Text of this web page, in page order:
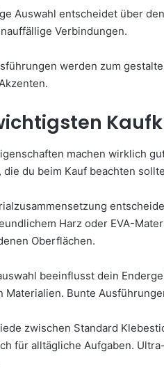
Auswahl entscheidet über
Verbindungen.
werden zum
machen wirklich
die du beim Kauf beachten
Harz oder EVA-
Oberflächen.
beeinflusst dein
Materialien. Bunte
zwischen Standard
für alltägliche Aufgaben.